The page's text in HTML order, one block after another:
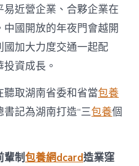
近營企業、合夥企業在
國開放的年夜門會越開
加大力度交通一起配
資成長。
取湖南省委和省當包養
記為湖南打造“三包養個
輩制包養網dcard造業窪